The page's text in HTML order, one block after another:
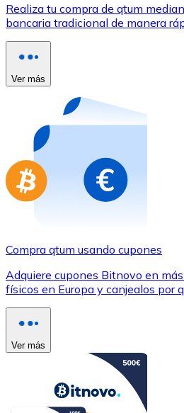
Utiliza tarjetas Visa y
Comprar con tarjeta
Compra tarjetas regalo de
Ir a la tienda de tarjetas regalo
Realiza tu compra de qtum
bancaria tradicional de manera
Ver más
Compra qtum usando cupones
Adquiere cupones Bitnovo en
físicos en Europa y canjealos por
Ver más